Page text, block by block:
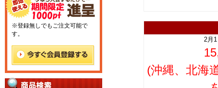
※登録無しでもご注文可能で
す。
2月
(沖縄、北海